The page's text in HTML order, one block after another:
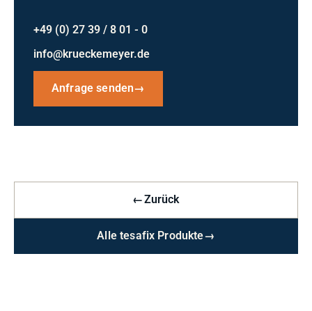
+49 (0) 27 39 / 8 01 - 0
info@krueckemeyer.de
Anfrage senden→
←Zurück
Alle tesafix Produkte→